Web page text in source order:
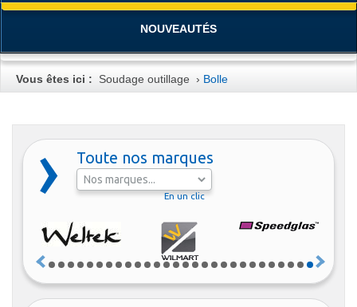
NOUVEAUTÉS
Vous êtes ici : Soudage outillage › Bolle
Toute nos marques
En un clic